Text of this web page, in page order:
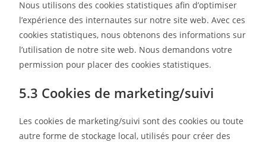
Nous utilisons des cookies statistiques afin d’optimiser
l’expérience des internautes sur notre site web. Avec ces
cookies statistiques, nous obtenons des informations sur
l’utilisation de notre site web. Nous demandons votre
permission pour placer des cookies statistiques.
5.3 Cookies de marketing/suivi
Les cookies de marketing/suivi sont des cookies ou toute
autre forme de stockage local, utilisés pour créer des